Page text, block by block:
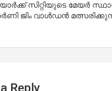
സിറ്റിയുടെ മേയർ
ജിം വാൾഡൻ
Reply